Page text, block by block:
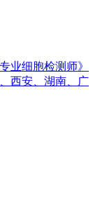
业细胞检测师》
西安、湖南、广